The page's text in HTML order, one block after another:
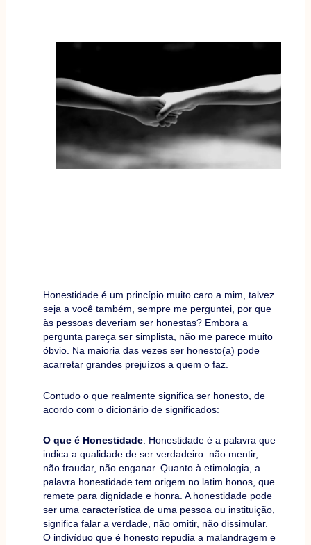
Honestidade é um princípio muito caro a mim, talvez
seja a você também, sempre me perguntei, por que
às pessoas deveriam ser honestas? Embora a
pergunta pareça ser simplista, não me parece muito
óbvio. Na maioria das vezes ser honesto(a) pode
acarretar grandes prejuízos a quem o faz.
Contudo o que realmente significa ser honesto, de
acordo com o dicionário de significados:
O que é Honestidade: Honestidade é a palavra que
indica a qualidade de ser verdadeiro: não mentir,
não fraudar, não enganar. Quanto à etimologia, a
palavra honestidade tem origem no latim honos, que
remete para dignidade e honra. A honestidade pode
ser uma característica de uma pessoa ou instituição,
significa falar a verdade, não omitir, não dissimular.
O indivíduo que é honesto repudia a malandragem e